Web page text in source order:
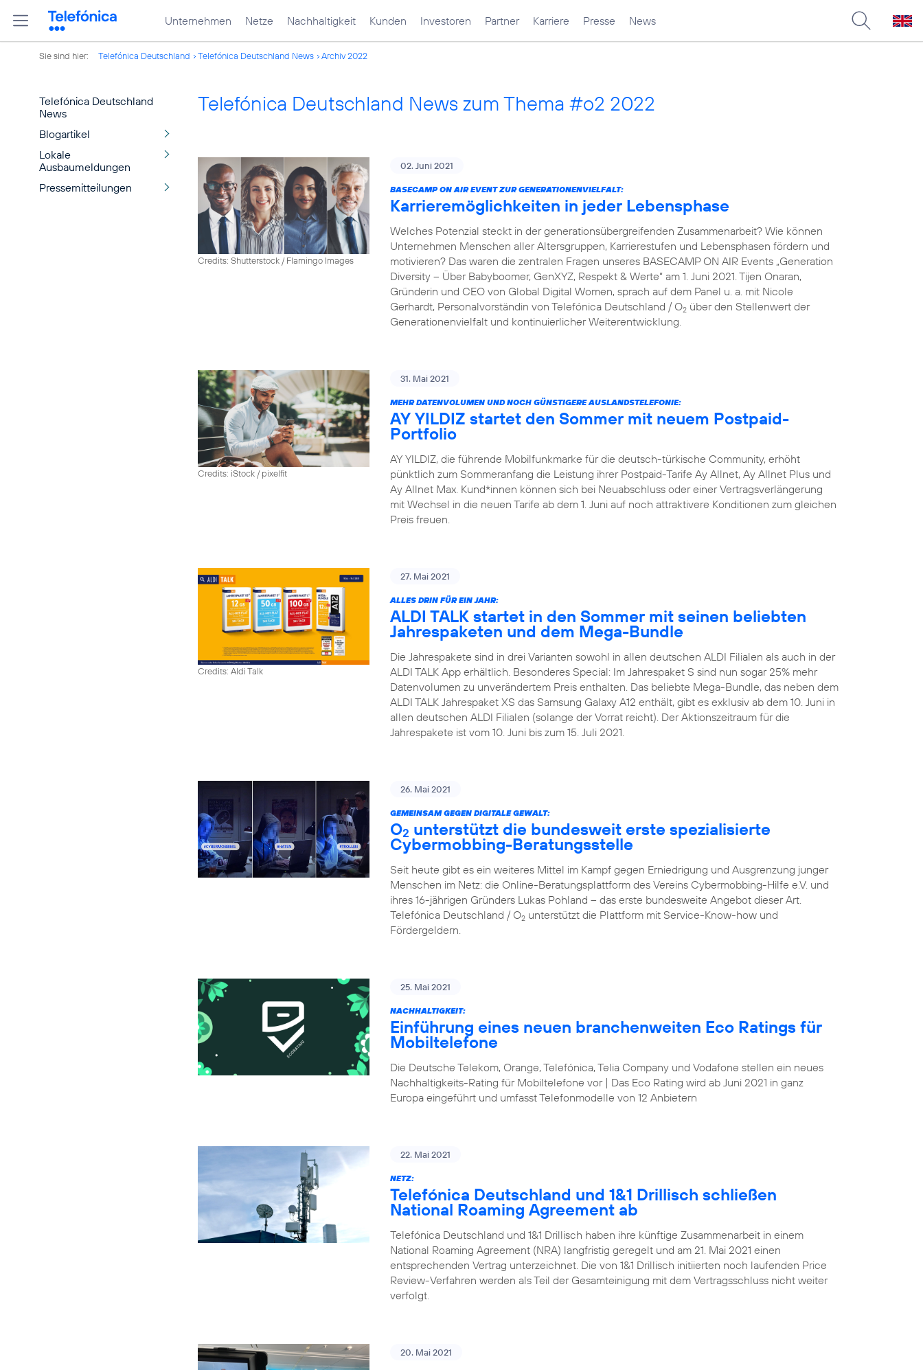
Unternehmen Netze Nachhaltigkeit Kunden Investoren Partner Karriere Presse News
Sie sind hier: Telefónica Deutschland Telefónica Deutschland News Archiv 2022
Telefónica Deutschland
News
Blogartikel
Lokale
Ausbaumeldungen
Pressemitteilungen
Telefónica Deutschland News zum Thema #o2 2022
Credits: Shutterstock / Flamingo Images
02. Juni 2021
BASECAMP ON AIR EVENT ZUR GENERATIONENVIELFALT:
Karrieremöglichkeiten in jeder Lebensphase
Welches Potenzial steckt in der generationsübergreifenden Zusammenarbeit? Wie können
Unternehmen Menschen aller Altersgruppen, Karrierestufen und Lebensphasen fördern und
motivieren? Das waren die zentralen Fragen unseres BASECAMP ON AIR Events „Generation
Diversity – Über Babyboomer, GenXYZ, Respekt & Werte“ am 1. Juni 2021. Tijen Onaran,
Gründerin und CEO von Global Digital Women, sprach auf dem Panel u. a. mit Nicole
Gerhardt, Personalvorständin von Telefónica Deutschland / O2 über den Stellenwert der
Generationenvielfalt und kontinuierlicher Weiterentwicklung.
Credits: iStock / pixelfit
31. Mai 2021
MEHR DATENVOLUMEN UND NOCH GÜNSTIGERE AUSLANDSTELEFONIE:
AY YILDIZ startet den Sommer mit neuem Postpaid-
Portfolio
AY YILDIZ, die führende Mobilfunkmarke für die deutsch-türkische Community, erhöht
pünktlich zum Sommeranfang die Leistung ihrer Postpaid-Tarife Ay Allnet, Ay Allnet Plus und
Ay Allnet Max. Kund*innen können sich bei Neuabschluss oder einer Vertragsverlängerung
mit Wechsel in die neuen Tarife ab dem 1. Juni auf noch attraktivere Konditionen zum gleichen
Preis freuen.
Credits: Aldi Talk
27. Mai 2021
ALLES DRIN FÜR EIN JAHR:
ALDI TALK startet in den Sommer mit seinen beliebten
Jahrespaketen und dem Mega-Bundle
Die Jahrespakete sind in drei Varianten sowohl in allen deutschen ALDI Filialen als auch in der
ALDI TALK App erhältlich. Besonderes Special: Im Jahrespaket S sind nun sogar 25% mehr
Datenvolumen zu unverändertem Preis enthalten. Das beliebte Mega-Bundle, das neben dem
ALDI TALK Jahrespaket XS das Samsung Galaxy A12 enthält, gibt es exklusiv ab dem 10. Juni in
allen deutschen ALDI Filialen (solange der Vorrat reicht). Der Aktionszeitraum für die
Jahrespakete ist vom 10. Juni bis zum 15. Juli 2021.
26. Mai 2021
GEMEINSAM GEGEN DIGITALE GEWALT:
O2 unterstützt die bundesweit erste spezialisierte
Cybermobbing-Beratungsstelle
Seit heute gibt es ein weiteres Mittel im Kampf gegen Erniedrigung und Ausgrenzung junger
Menschen im Netz: die Online-Beratungsplattform des Vereins Cybermobbing-Hilfe e.V. und
ihres 16-jährigen Gründers Lukas Pohland – das erste bundesweite Angebot dieser Art.
Telefónica Deutschland / O2 unterstützt die Plattform mit Service-Know-how und
Fördergeldern.
25. Mai 2021
NACHHALTIGKEIT:
Einführung eines neuen branchenweiten Eco Ratings für
Mobiltelefone
Die Deutsche Telekom, Orange, Telefónica, Telia Company und Vodafone stellen ein neues
Nachhaltigkeits-Rating für Mobiltelefone vor | Das Eco Rating wird ab Juni 2021 in ganz
Europa eingeführt und umfasst Telefonmodelle von 12 Anbietern
22. Mai 2021
NETZ:
Telefónica Deutschland und 1&1 Drillisch schließen
National Roaming Agreement ab
Telefónica Deutschland und 1&1 Drillisch haben ihre künftige Zusammenarbeit in einem
National Roaming Agreement (NRA) langfristig geregelt und am 21. Mai 2021 einen
entsprechenden Vertrag unterzeichnet. Die von 1&1 Drillisch initiierten noch laufenden Price
Review-Verfahren werden als Teil der Gesamteinigung mit dem Vertragsschluss nicht weiter
verfolgt.
20. Mai 2021